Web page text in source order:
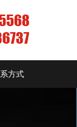
方式